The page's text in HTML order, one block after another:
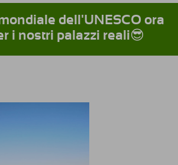
dell'UNESCO ora
i nostri palazzi reali😎